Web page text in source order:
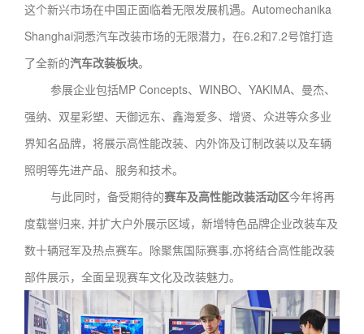
这个新兴市场在中国正面临着无限发展机遇。Automechanika
Shanghai洞悉汽车改装市场的无限潜力，在6.2和7.2号馆打造
了全新的汽车改装板块。
参展企业包括MP Concepts、WINBO、YAKIMA、曼杰、
强纳、双星彩塑、天御远东、鑫海爱多、增贤、众进等众多业
界知名品牌，将展示高性能改装、内外饰及订制改装以及车辆
照明等先进产品、服务和技术。
与此同时，备受期待的赛车及高性能改装活动区今年将再
度载誉归来, 并扩大户外展示区域，新增特色品牌企业改装车及
数十辆冠军及热点赛车。除聚焦国际赛事,亦将结合高性能改装
部件展示，全面呈现赛车文化及改装魅力。